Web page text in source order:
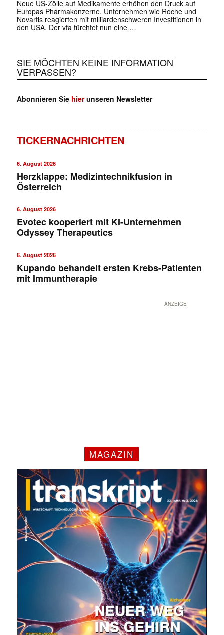
Neue US-Zölle auf Medikamente erhöhen den Druck auf
Europas Pharmakonzerne. Unternehmen wie Roche und
Novartis reagierten mit milliardenschweren Investitionen in
den USA. Der vfa fürchtet nun eine …
SIE MÖCHTEN KEINE INFORMATION
VERPASSEN?
Abonnieren Sie hierunseren Newsletter
TICKERNACHRICHTEN
6. August 2026
Herzklappe: Medizintechnikfusion in
Österreich
6. August 2026
Evotec kooperiert mit KI-Unternehmen
Odyssey Therapeutics
6. August 2026
Kupando behandelt ersten Krebs-Patienten
mit Immuntherapie
ANZEIGE
MAGAZIN